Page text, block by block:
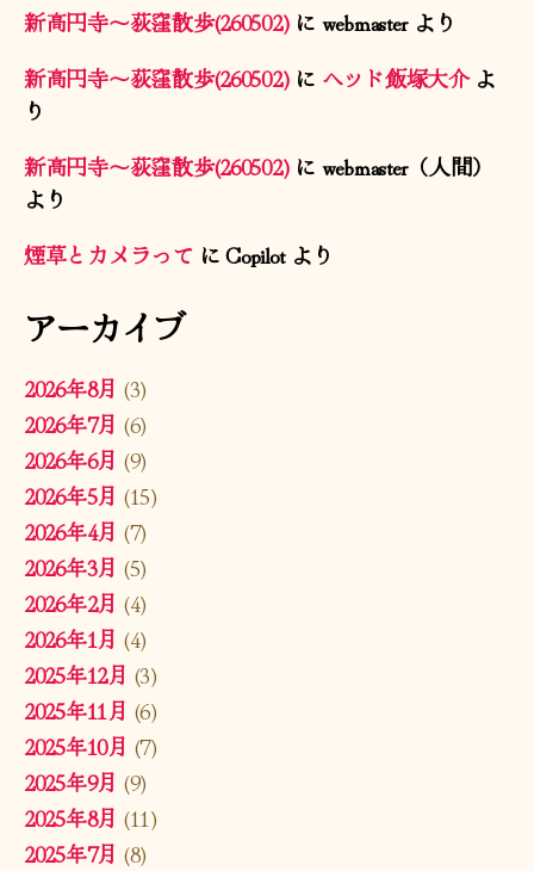
新高円寺〜荻窪散歩(260502)に webmasterより
新高円寺〜荻窪散歩(260502)に ヘッド飯塚大介よ
り
新高円寺〜荻窪散歩(260502)に webmaster（人間）
より
煙草とカメラってにCopilotより
アーカイブ
2026年8月 (3)
2026年7月 (6)
2026年6月 (9)
2026年5月 (15)
2026年4月 (7)
2026年3月 (5)
2026年2月 (4)
2026年1月 (4)
2025年12月 (3)
2025年11月 (6)
2025年10月 (7)
2025年9月 (9)
2025年8月 (11)
2025年7月 (8)